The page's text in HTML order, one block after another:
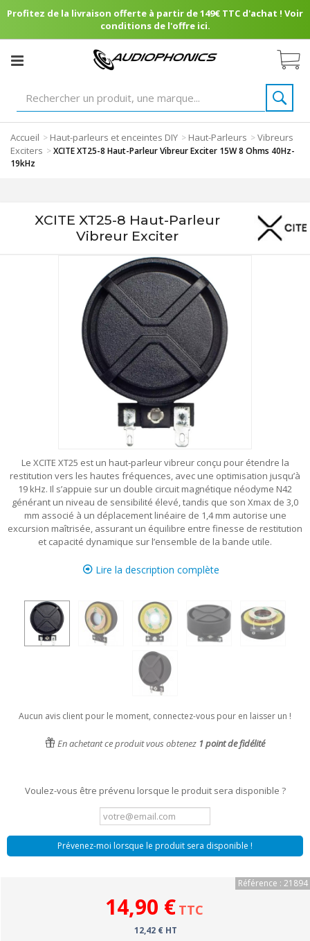
Profitez de la livraison offerte à partir de 149€ TTC d'achat ! Voir
conditions de l'offre ici.
Accueil > Haut-parleurs et enceintes DIY > Haut-Parleurs >Vibreurs
Exciters >XCITE XT25-8 Haut-Parleur Vibreur Exciter 15W 8 Ohms 40Hz-
19kHz
XCITE XT25-8 Haut-Parleur
Vibreur Exciter
Le XCITE XT25 est un haut‑parleur vibreur conçu pour étendre la
restitution vers les hautes fréquences, avec une optimisation jusqu’à
19 kHz. Il s’appuie sur un double circuit magnétique néodyme N42
générant un niveau de sensibilité élevé, tandis que son Xmax de 3,0
mm associé à un déplacement linéaire de 1,4 mm autorise une
excursion maîtrisée, assurant un équilibre entre finesse de restitution
et capacité dynamique sur l’ensemble de la bande utile.
Lire la description complète
Aucun avis client pour le moment, connectez-vous pour en laisser un !
En achetant ce produit vous obtenez 1 point de fidélité
Voulez-vous être prévenu lorsque le produit sera disponible ?
Prévenez-moi lorsque le produit sera disponible !
Référence : 21894
14,90 € TTC
12,42 € HT